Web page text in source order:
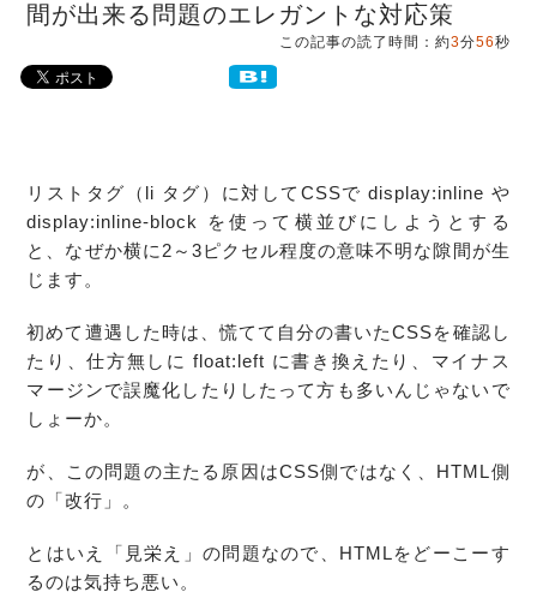
間が出来る問題のエレガントな対応策
この記事の読了時間：約3分56秒
リストタグ （ li タグ）に対してCSSで display:inline や
display:inline-block を使って 横並び にしようとする
と、なぜか横に2～3ピクセル程度の意味不明な隙間が生
じます。
初めて遭遇した時は、慌てて自分の書いたCSSを確認し
たり、仕方無しに float:left に書き換えたり、マイナス
マージンで誤魔化したりしたって方も多いんじゃないで
しょーか。
が、この問題 の主たる原因はCSS側ではなく、HTML側
の「改行」。
とはいえ「見栄え」の問題なので、HTMLをどーこーす
るのは気持ち悪い。